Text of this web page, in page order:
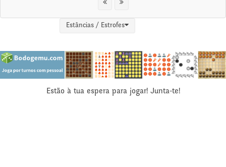
Estâncias / Estrofes
Estão à tua espera para jogar! Junta-te!